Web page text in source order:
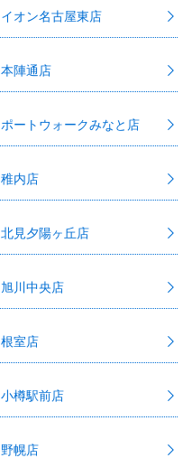
イオン名古屋東店
本陣通店
ポートウォークみなと店
稚内店
北見夕陽ヶ丘店
旭川中央店
根室店
小樽駅前店
野幌店